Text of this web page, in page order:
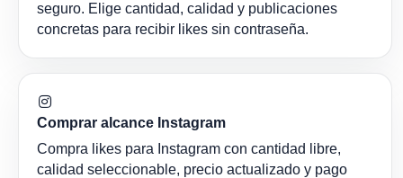
seguro. Elige cantidad, calidad y publicaciones
concretas para recibir likes sin contraseña.
Comprar alcance Instagram
Compra likes para Instagram con cantidad libre,
calidad seleccionable, precio actualizado y pago